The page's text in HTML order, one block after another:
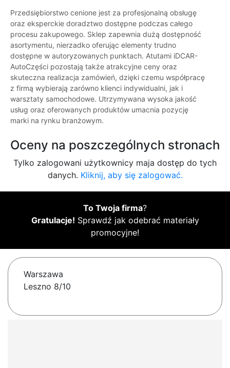
Przedsiębiorstwo cenione jest za profesjonalną obsługę
oraz eksperckie doradztwo dostępne podczas całego
procesu zakupowego. Sklep zapewnia dużą dostępność
asortymentu, nierzadko oferując elementy trudno
dostępne w autoryzowanych punktach. Atutami iDCAR-
AutoCzęści pozostają także atrakcyjne ceny oraz
skuteczna realizacja zamówień, dzięki czemu współpracę
z firmą wybierają zarówno klienci indywidualni, jak i
warsztaty samochodowe. Utrzymywana wysoka jakość
usług oraz oferowanych produktów umacnia pozycję
marki na rynku branżowym.
Oceny na poszczególnych stronach
Tylko zalogowani użytkownicy maja dostęp do tych
danych. Kliknij, aby się zalogować.
To Twoja firma?
Gratulacje! Sprawdź jak odebrać materiały
promocyjne!
Warszawa
Leszno 8/10